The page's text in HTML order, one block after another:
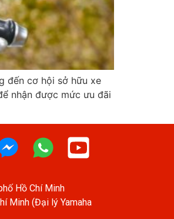
đến cơ hội sở hữu xe
nhận được mức ưu đãi
Hồ Chí Minh
Minh (Đại lý Yamaha